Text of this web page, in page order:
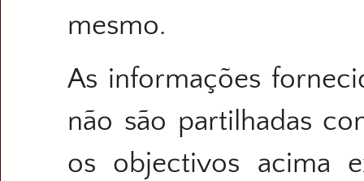
mesmo.
As informações
não são partilhadas
os objectivos acima